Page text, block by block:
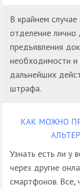
В крайнем
отделение лично
предъявления
необходимости
дальнейших
штрафа.
КАК МОЖНО
Узнать есть ли
через другие
смартфонов. Все,